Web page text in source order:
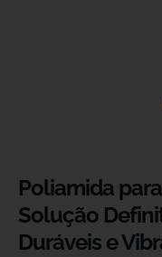
Poliamida
Solução
Duráveis e